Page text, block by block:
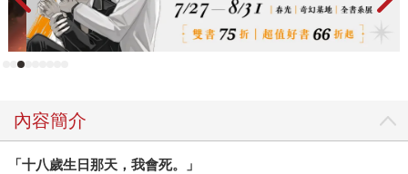
內容簡介
「十八歲生日那天，我會死。」